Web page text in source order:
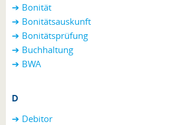
➔ Bonität
➔ Bonitätsauskunft
➔ Bonitätsprüfung
➔ Buchhaltung
➔ BWA
D
➔ Debitor